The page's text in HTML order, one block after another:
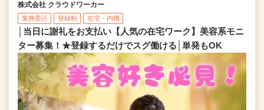
株式会社 クラウドワーカー
業務委託 登録制 在宅・内職
│当日に謝礼をお支払い【人気の在宅ワーク】美容系モニ
ター募集！★登録するだけでスグ働ける│単発もOK